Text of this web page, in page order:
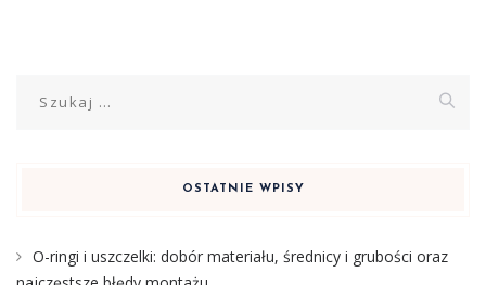
OSTATNIE WPISY
O-ringi i uszczelki: dobór materiału, średnicy i grubości oraz